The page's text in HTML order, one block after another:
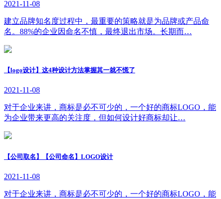
2021-11-08
建立品牌知名度过程中，最重要的策略就是为品牌或产品命
名。88%的企业因命名不慎，最终退出市场。长期而…
【logo设计】这4种设计方法掌握其一就不慌了
2021-11-08
对于企业来讲，商标是必不可少的，一个好的商标LOGO，能
为企业带来更高的关注度，但如何设计好商标却让…
【公司取名】【公司命名】LOGO设计
2021-11-08
对于企业来讲，商标是必不可少的，一个好的商标LOGO，能